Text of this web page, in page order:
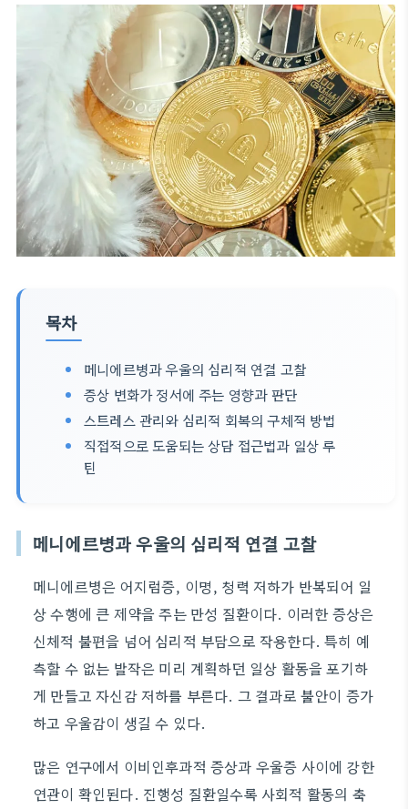
목차
메니에르병과 우울의 심리적 연결 고찰
증상 변화가 정서에 주는 영향과 판단
스트레스 관리와 심리적 회복의 구체적 방법
직접적으로 도움되는 상담 접근법과 일상 루
틴
메니에르병과 우울의 심리적 연결 고찰
메니에르병은 어지럼증, 이명, 청력 저하가 반복되어 일
상 수행에 큰 제약을 주는 만성 질환이다. 이러한 증상은
신체적 불편을 넘어 심리적 부담으로 작용한다. 특히 예
측할 수 없는 발작은 미리 계획하던 일상 활동을 포기하
게 만들고 자신감 저하를 부른다. 그 결과로 불안이 증가
하고 우울감이 생길 수 있다.
많은 연구에서 이비인후과적 증상과 우울증 사이에 강한
연관이 확인된다. 진행성 질환일수록 사회적 활동의 축